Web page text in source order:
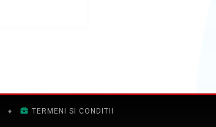
♦ TERMENI SI CONDITII